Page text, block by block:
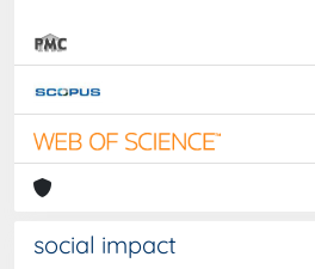
social impact